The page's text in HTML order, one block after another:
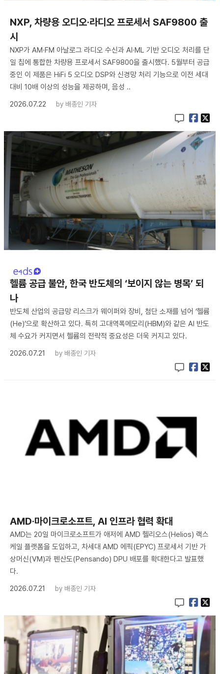
NXP, 차량용 오디오·라디오 프로세서 SAF9800 출
시
NXP가 AM·FM 아날로그 라디오 수신과 AI·ML 기반 오디오 처리를 단
일 칩에 통합한 차량용 프로세서 SAF9800을 출시했다. 5월부터 공급
중인 이 제품은 HiFi 5 오디오 DSP와 신경망 처리 기능으로 이전 세대
대비 10배 이상의 성능을 제공하며, 음성 ..
2026.07.22
by 배종인 기자
헬륨 공급 불안, 한국 반도체의 ‘보이지 않는 병목’ 되
나
반도체 산업의 공급망 리스크가 웨이퍼와 장비, 첨단 소재를 넘어 ‘헬륨
(He)’으로 확산하고 있다. 특히 고대역폭메모리(HBM)와 같은 AI 반도
체 수요가 커지면서 헬륨의 전략적 중요성은 더욱 커지고 있다.
2026.07.21
by 배종인 기자
AMD·마이크로소프트, AI 인프라 협력 확대
AMD는 20일 마이크로소프트가 애저에 AMD 헬리오스(Helios) 랙스
케일 플랫폼을 도입하고, 차세대 AMD 에픽(EPYC) 프로세서 기반 가
상머신(VM)과 펜산도(Pensando) DPU 배포를 확대한다고 발표했
다.
2026.07.21
by 배종인 기자